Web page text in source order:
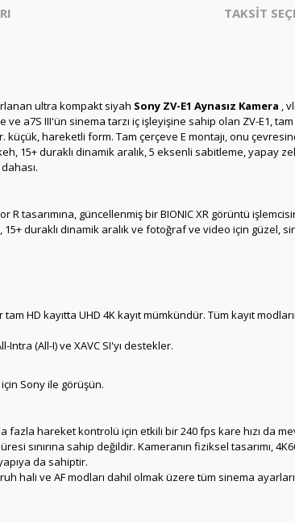
TAKSİT
ultra kompakt siyah Sony ZV-E1 Aynasız Kamera ,
a7S III'ün sinema tarzı iç işleyişine sahip olan ZV-E1,
küçük, hareketli form. Tam çerçeve E montajı, onu
15+ duraklı dinamik aralık, 5 eksenli sabitleme, yapay
R tasarımına, güncellenmiş bir BIONIC XR görüntü
15+ duraklı dinamik aralık ve fotoğraf ve video için güzel,
HD kayıtta UHD 4K kayıt mümkündür. Tüm kayıt
(All-I) ve XAVC SI'yı destekler.
Sony ile görüşün.
fazla hareket kontrolü için etkili bir 240 fps kare hızı da
sınırına sahip değildir. Kameranın fiziksel tasarımı,
da sahiptir.
hali ve AF modları dahil olmak üzere tüm sinema